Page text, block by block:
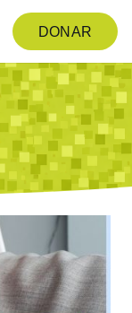
DONAR